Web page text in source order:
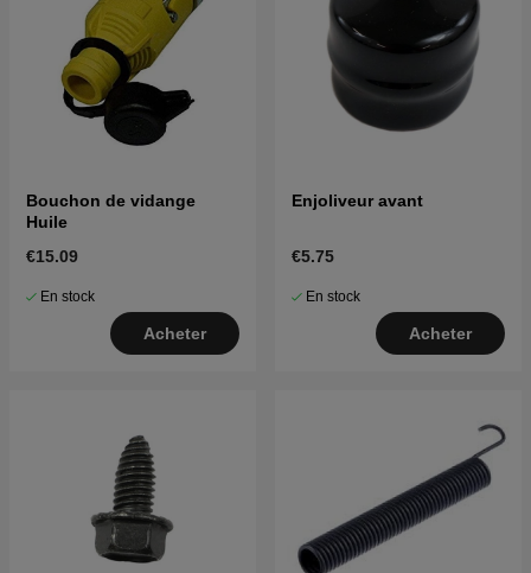
Bouchon de vidange
Huile
€15.09
En stock
Acheter
Enjoliveur avant
€5.75
En stock
Acheter